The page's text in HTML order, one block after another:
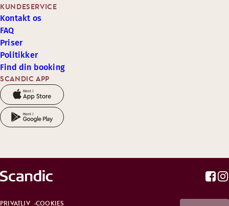
SCANDIC APP
KUNDESERVICE
Kontakt os
FAQ
Priser
Politikker
Find din booking
PRIVATLIV COOKIES